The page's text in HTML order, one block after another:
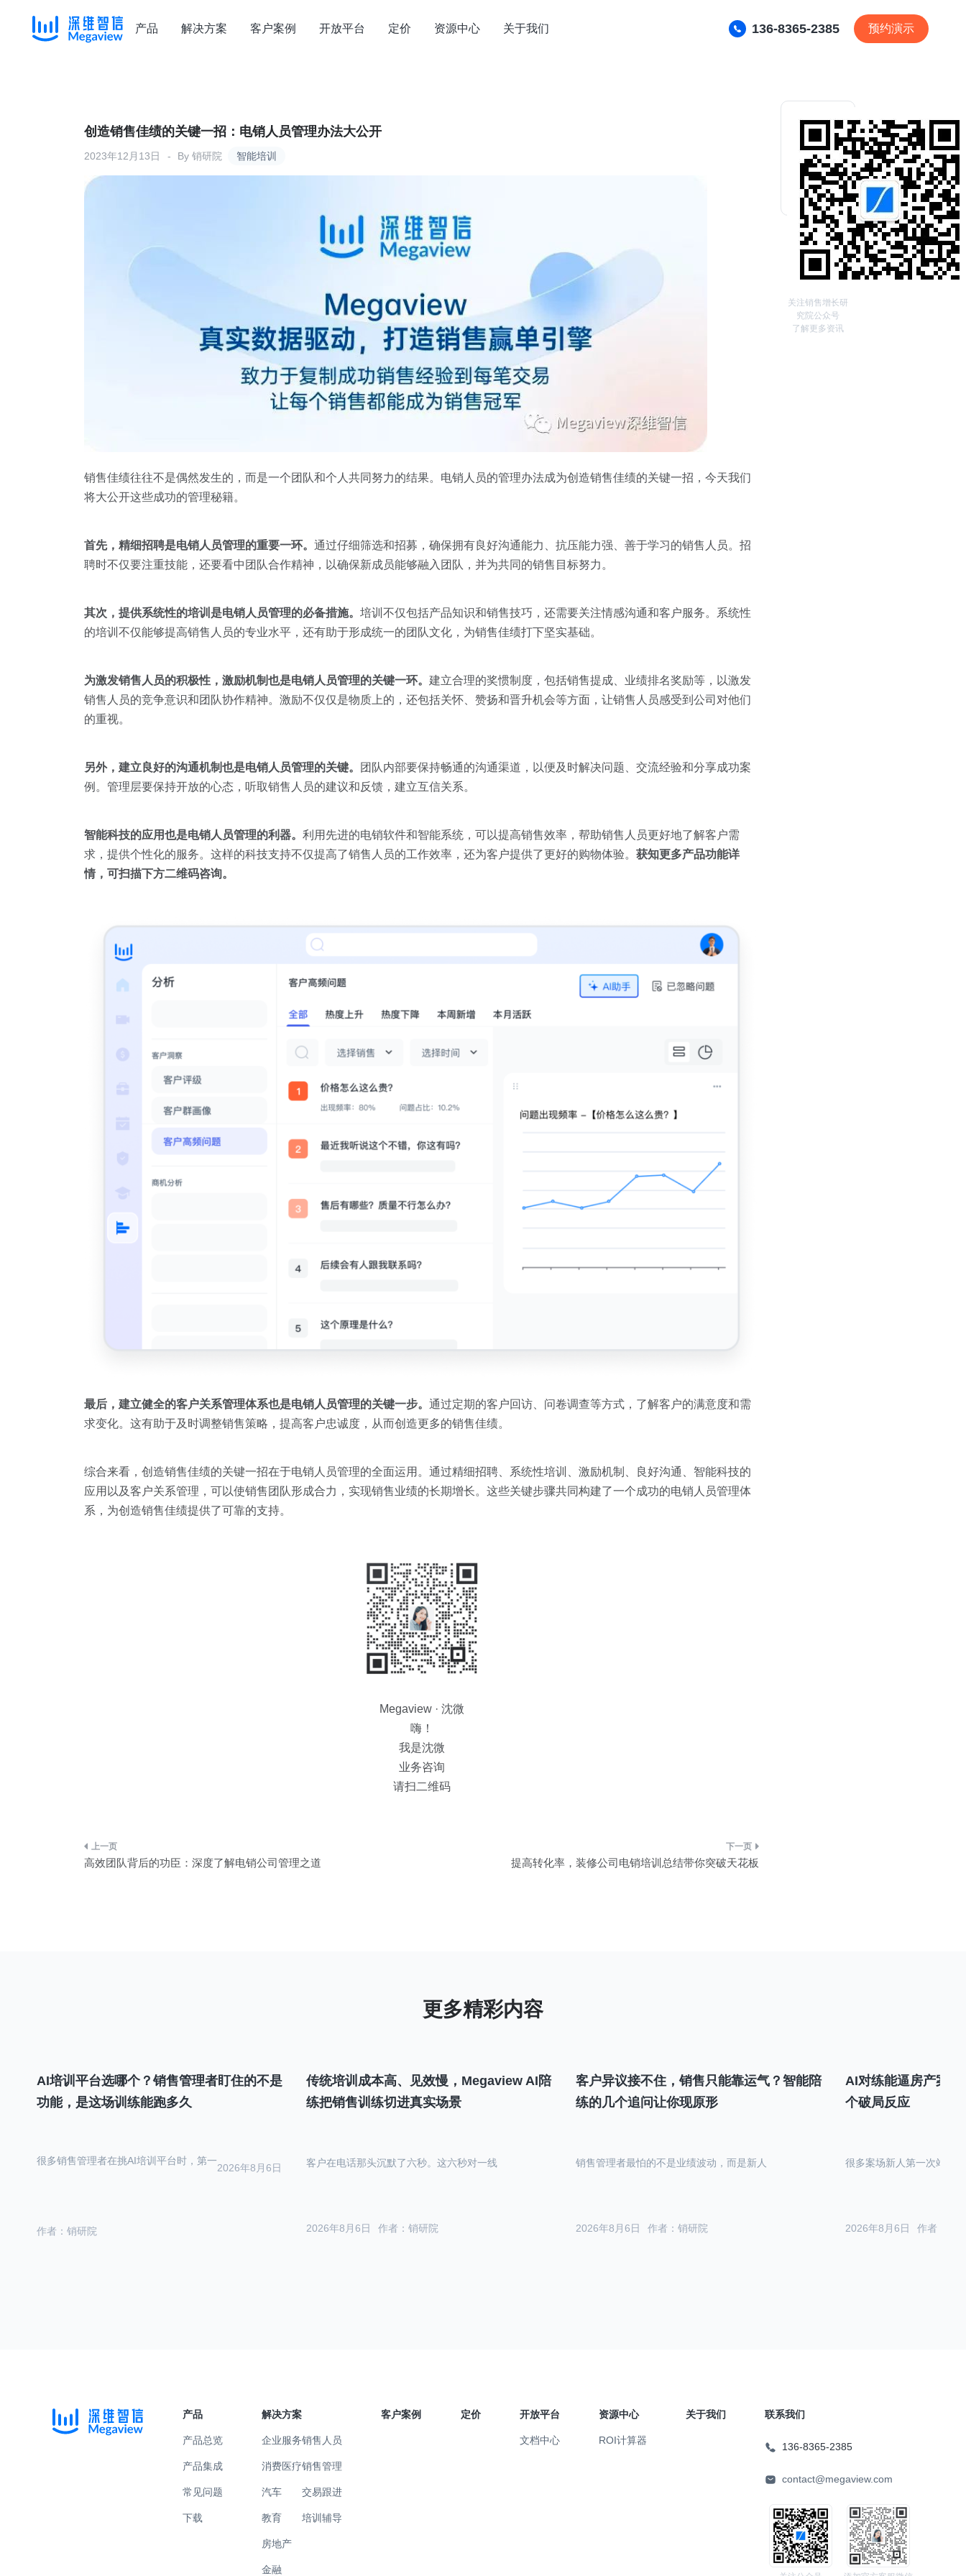
产品 解决方案 客户案例 开放平台 定价 资源中心 关于我们 136-8365-2385 预约演示
智能培训
创造销售佳绩的关键一招：电销人员管理办法大公开
2023年12月13日 By 销研院
销售佳绩往往不是偶然发生的，而是一个团队和个人共同努力的结果。电销人员的管理办法成为创造销售佳绩的关键一招，今天我们
将大公开这些成功的管理秘籍。
首先，精细招聘是电销人员管理的重要一环。 通过仔细筛选和招募，确保拥有良好沟通能力、抗压能力强、善于学习的销售人员。招
聘时不仅要注重技能，还要看中团队合作精神，以确保新成员能够融入团队，并为共同的销售目标努力。
其次，提供系统性的培训是电销人员管理的必备措施。 培训不仅包括产品知识和销售技巧，还需要关注情感沟通和客户服务。系统性
的培训不仅能够提高销售人员的专业水平，还有助于形成统一的团队文化，为销售佳绩打下坚实基础。
为激发销售人员的积极性，激励机制也是电销人员管理的关键一环。 建立合理的奖惯制度，包括销售提成、业绩排名奖励等，以激发
销售人员的竞争意识和团队协作精神。激励不仅仅是物质上的，还包括关怀、赞扬和晋升机会等方面，让销售人员感受到公司对他们
的重视。
另外，建立良好的沟通机制也是电销人员管理的关键。
团队内部要保持畅通的沟通渠道，以便及时解决问题、交流经验和分享成功案
例。管理层要保持开放的心态，听取销售人员的建议和反馈，建立互信关系。
智能科技的应用也是电销人员管理的利器。 利用先进的电销软件和智能系统，可以提高销售效率，帮助销售人员更好地了解客户需
求，提供个性化的服务。这样的科技支持不仅提高了销售人员的工作效率，还为客户提供了更好的购物体验。 获知更多产品功能详
情，可扫描下方二维码咨询。
最后，建立健全的客户关系管理体系也是电销人员管理的关键一步。 通过定期的客户回访、问卷调查等方式，了解客户的满意度和需
求变化。这有助于及时调整销售策略，提高客户忠诚度，从而创造更多的销售佳绩。
综合来看，创造销售佳绩的关键一招在于电销人员管理的全面运用。通过精细招聘、系统性培训、激励机制、良好沟通、智能科技的
应用以及客户关系管理，可以使销售团队形成合力，实现销售业绩的长期增长。这些关键步骤共同构建了一个成功的电销人员管理体
系，为创造销售佳绩提供了可靠的支持。
Megaview · 沈微
嗨！
我是沈微
业务咨询
请扫二维码
文
高效团队背后的功臣：深度了解电销公司管理之道 提高转化率，装修公司电销培训总结带你突破天花板
关注销售增长研
究院公众号
了解更多资讯
AI培训平台选哪个？销售管理者盯住的不是
功能，是这场训练能跑多久
作者：销研院
2026年8月6日
很多销售管理者在挑AI培训平台时，第一
传统培训成本高、见效慢，Megaview AI陪
练把销售训练切进真实场景
作者：销研院
2026年8月6日
客户在电话那头沉默了六秒。这六秒对一线
客户异议接不住，销售只能靠运气？智能陪
练的几个追问让你现原形
作者：销研院
2026年8月6日
销售管理者最怕的不是业绩波动，而是新人
AI对练能逼房产案
个破局反应
作者：销
2026年8月6日
很多案场新人第一次站在
产品
产品总览
产品集成
常见问题
下载
解决方案
企业服务
消费医疗
汽车
教育
房地产
金融
销售人员
销售管理
交易跟进
培训辅导
客户案例 定价 开放平台
文档中心
资源中心
ROI计算器
关于我们 联系我们
136-8365-2385
contact@megaview.com